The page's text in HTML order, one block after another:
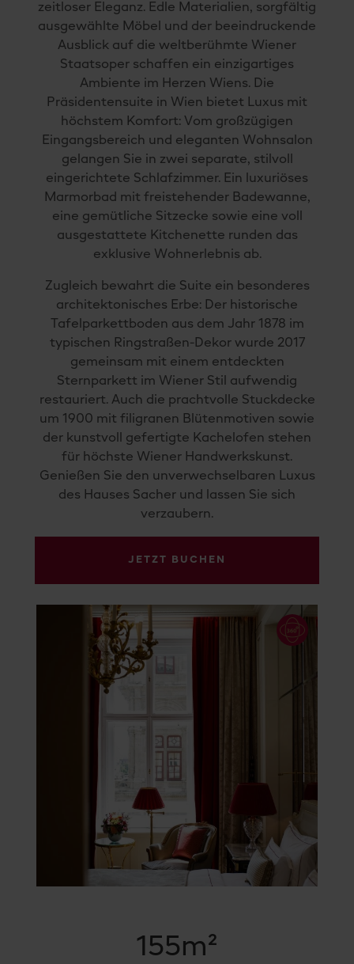
zeitloser Eleganz. Edle Materialien, sorgfältig
ausgewählte Möbel und der beeindruckende
Ausblick auf die weltberühmte Wiener
Staatsoper schaffen ein einzigartiges
Ambiente im Herzen Wiens. Die
Präsidentensuite in Wien bietet Luxus mit
höchstem Komfort: Vom großzügigen
Eingangsbereich und eleganten Wohnsalon
gelangen Sie in zwei separate, stilvoll
eingerichtete Schlafzimmer. Ein luxuriöses
Marmorbad mit freistehender Badewanne,
eine gemütliche Sitzecke sowie eine voll
ausgestattete Kitchenette runden das
exklusive Wohnerlebnis ab.
Zugleich bewahrt die Suite ein besonderes
architektonisches Erbe: Der historische
Tafelparkettboden aus dem Jahr 1878 im
typischen Ringstraßen-Dekor wurde 2017
gemeinsam mit einem entdeckten
Sternparkett im Wiener Stil aufwendig
restauriert. Auch die prachtvolle Stuckdecke
um 1900 mit filigranen Blütenmotiven sowie
der kunstvoll gefertigte Kachelofen stehen
für höchste Wiener Handwerkskunst.
Genießen Sie den unverwechselbaren Luxus
des Hauses Sacher und lassen Sie sich
verzaubern.
JETZT BUCHEN
155m²